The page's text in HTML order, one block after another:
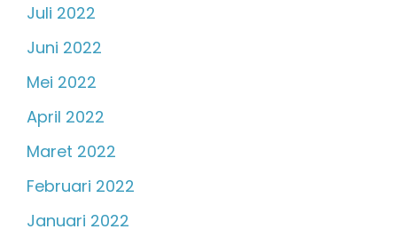
Juli 2022
Juni 2022
Mei 2022
April 2022
Maret 2022
Februari 2022
Januari 2022